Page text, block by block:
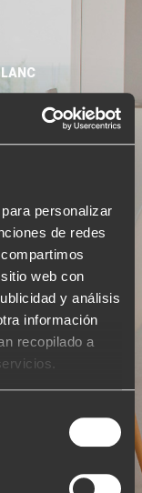
personalizar
de redes
web con
y análisis
información
recopilado a